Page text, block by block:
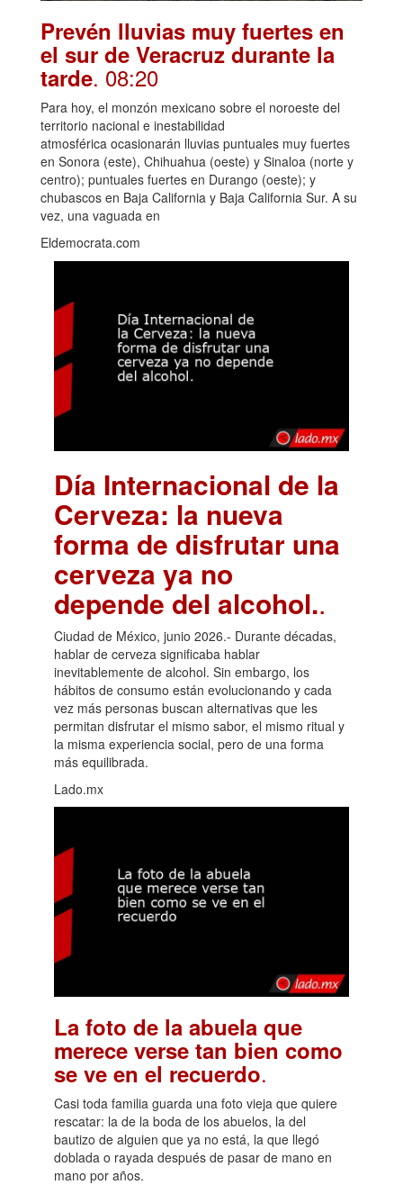
Prevén lluvias muy fuertes en
el sur de Veracruz durante la
tarde. 08:20
Para hoy, el monzón mexicano sobre el noroeste del
territorio nacional e inestabilidad
atmosférica ocasionarán lluvias puntuales muy fuertes
en Sonora (este), Chihuahua (oeste) y Sinaloa (norte y
centro); puntuales fuertes en Durango (oeste); y
chubascos en Baja California y Baja California Sur. A su
vez, una vaguada en
Eldemocrata.com
Día Internacional de la
Cerveza: la nueva
forma de disfrutar una
cerveza ya no
depende del alcohol..
Ciudad de México, junio 2026.- Durante décadas,
hablar de cerveza significaba hablar
inevitablemente de alcohol. Sin embargo, los
hábitos de consumo están evolucionando y cada
vez más personas buscan alternativas que les
permitan disfrutar el mismo sabor, el mismo ritual y
la misma experiencia social, pero de una forma
más equilibrada.
Lado.mx
La foto de la abuela que
merece verse tan bien como
se ve en el recuerdo.
Casi toda familia guarda una foto vieja que quiere
rescatar: la de la boda de los abuelos, la del
bautizo de alguien que ya no está, la que llegó
doblada o rayada después de pasar de mano en
mano por años.